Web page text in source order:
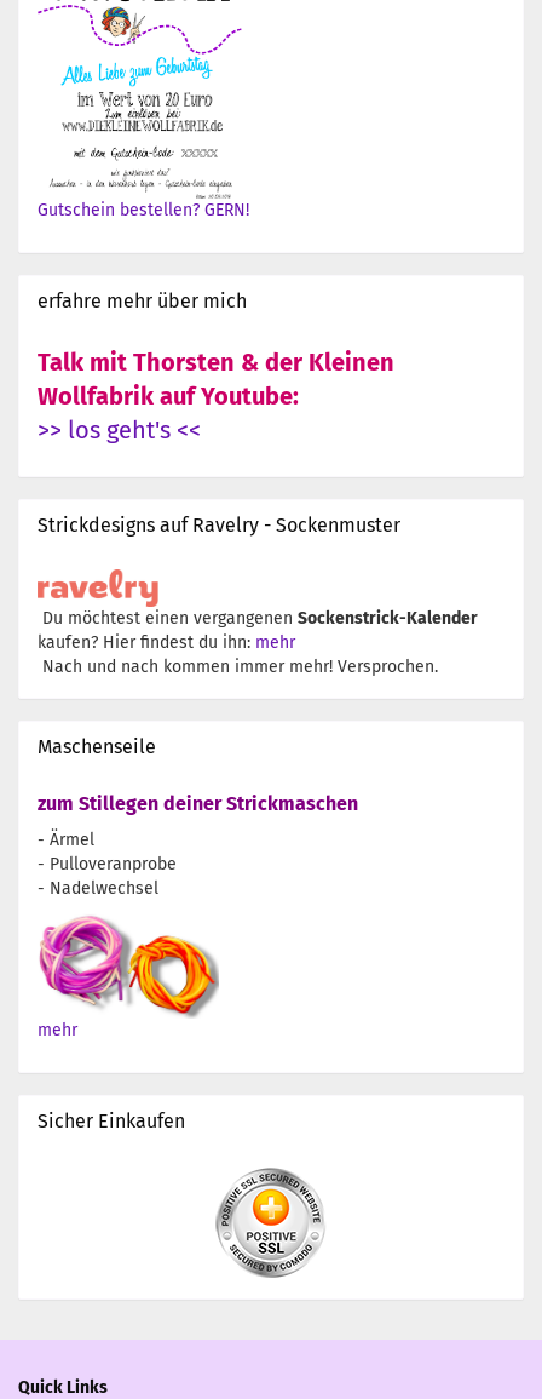
Gutschein bestellen? GERN!
erfahre mehr über mich
Talk mit Thorsten & der Kleinen
Wollfabrik auf Youtube:
>> los geht's <<
Strickdesigns auf Ravelry - Sockenmuster
Du möchtest einen vergangenen Sockenstrick-Kalender
kaufen? Hier findest du ihn: mehr
Nach und nach kommen immer mehr! Versprochen.
Maschenseile
zum Stillegen deiner Strickmaschen
- Ärmel
- Pulloveranprobe
- Nadelwechsel
mehr
Sicher Einkaufen
Quick Links